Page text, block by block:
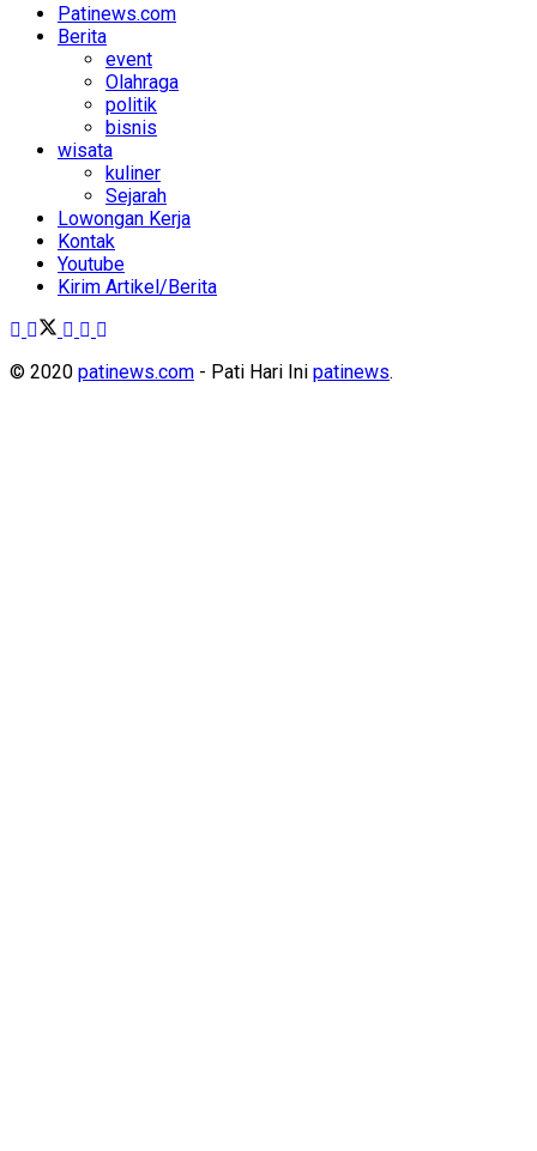
Patinews.com
Berita
event
Olahraga
politik
bisnis
wisata
kuliner
Sejarah
Lowongan Kerja
Kontak
Youtube
Kirim Artikel/Berita
© 2020 patinews.com - Pati Hari Ini patinews.